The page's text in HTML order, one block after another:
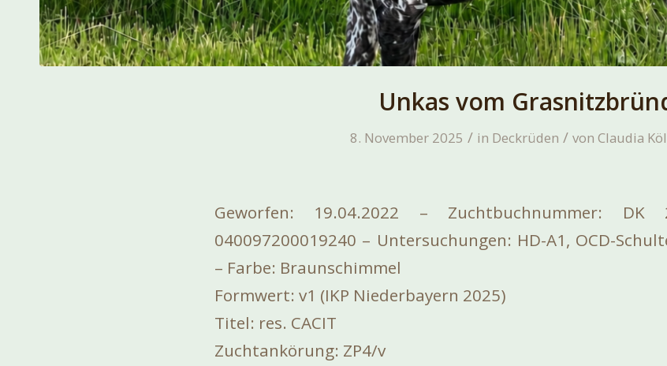
Unkas vom
8. November 2025 / in Deckrüden / von Claudia
Geworfen: 19.04.2022 – Zuchtbuchnummer:
040097200019240 – Untersuchungen: HD-A1, OCD-
– Farbe: Braunschimmel
Formwert: v1 (IKP Niederbayern 2025)
Titel: res. CACIT
Zuchtankörung: ZP4/v